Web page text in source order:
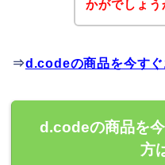
かがでしょう
⇒d.codeの商品を今す
d.codeの商品を
方